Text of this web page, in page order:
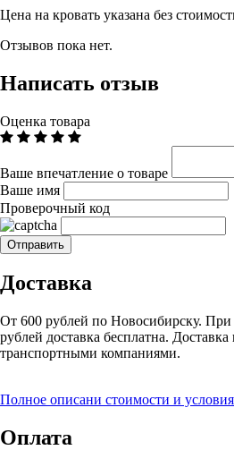
Цена на кровать указана без
Отзывов пока нет.
Написать отзыв
Оценка товара
Ваше впечатление о товаре
Ваше имя
Проверочный код
Доставка
От 600 рублей по Новосибирску. При
рублей доставка бесплатна.
транспортными компаниями.
Полное описани стоимости и
Оплата